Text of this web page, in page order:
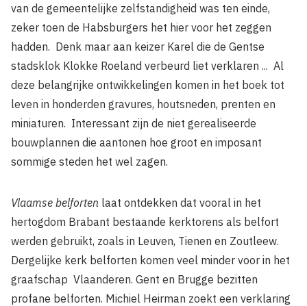
van de gemeentelijke zelfstandigheid was ten einde,
zeker toen de Habsburgers het hier voor het zeggen
hadden. Denk maar aan keizer Karel die de Gentse
stadsklok Klokke Roeland verbeurd liet verklaren ... Al
deze belangrijke ontwikkelingen komen in het boek tot
leven in honderden gravures, hout­sneden, prenten en
miniaturen. Interessant zijn de niet gerealiseerde
bouwplannen die aantonen hoe groot en imposant
sommige steden het wel zagen.
Vlaamse belforten laat ontdekken dat vooral in het
hertogdom Brabant bestaande kerkto­rens als belfort
werden gebruikt, zoals in Leuven, Tienen en Zoutleew.
Dergelijke kerk­ belforten komen veel minder voor in het
graafschap Vlaanderen. Gent en Brugge bezitten
profane belforten. Michiel Heirman zoekt een verklaring